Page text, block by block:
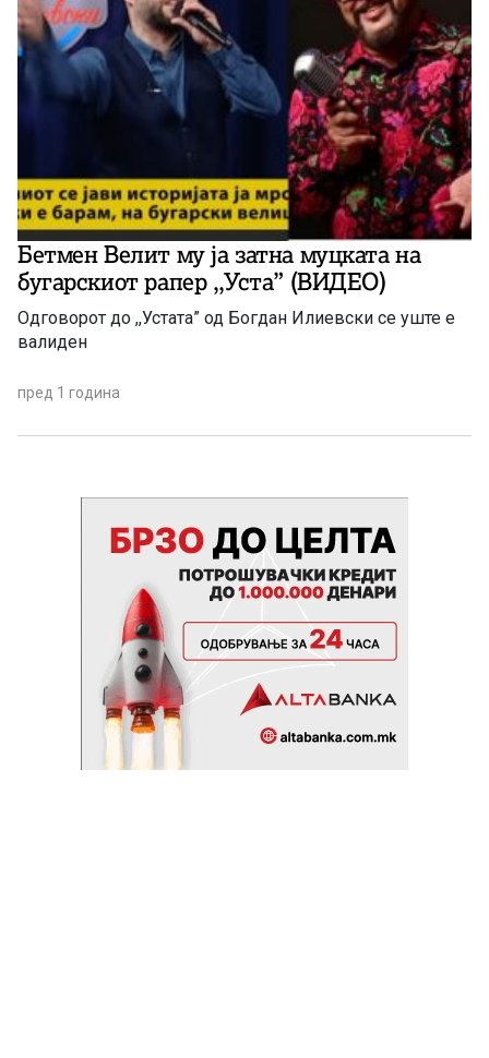
Бетмен Велит му ја затна муцката на
бугарскиот рапер ,,Уста” (ВИДЕО)
Одговорот до ,,Устата” од Богдан Илиевски се уште е
валиден
пред 1 година